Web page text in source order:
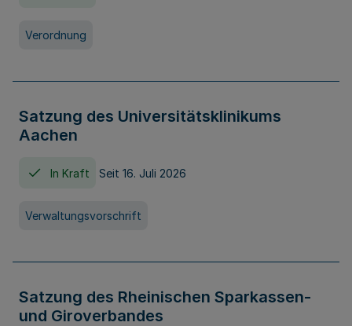
Verordnung
Satzung des Universitätsklinikums
Aachen
In Kraft Seit 16. Juli 2026
Verwaltungsvorschrift
Satzung des Rheinischen Sparkassen-
und Giroverbandes